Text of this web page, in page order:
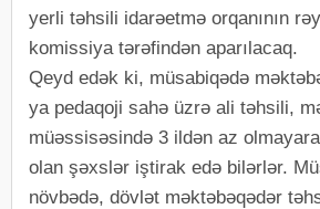
yerli təhsili idarəetmə orqanının
komissiya tərəfindən aparılacaq.
Qeyd edək ki, müsabiqədə
ya pedaqoji sahə üzrə ali təhsili,
müəssisəsində 3 ildən az
olan şəxslər iştirak edə bilərlər.
növbədə, dövlət məktəbəqədər